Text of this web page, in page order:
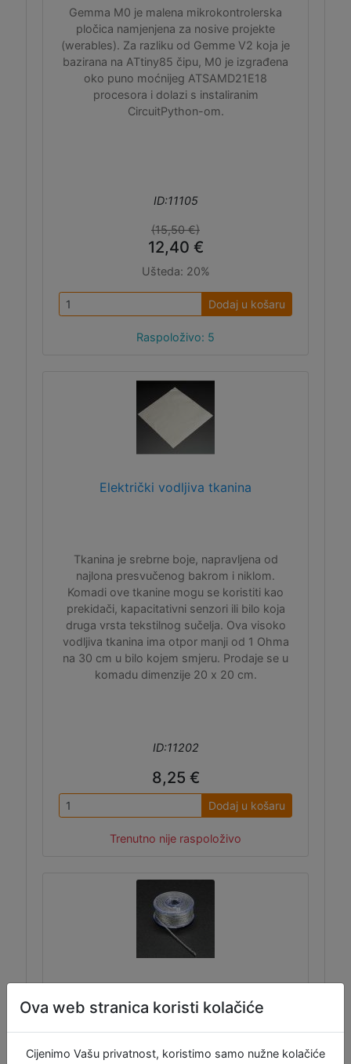
Gemma M0 je malena mikrokontrolerska
pločica namjenjena za nosive projekte
(werables). Za razliku od Gemme V2 koja je
bazirana na ATtiny85 čipu, M0 je izgrađena
oko puno moćnijeg ATSAMD21E18
procesora i dolazi s instaliranim
CircuitPython-om.
ID:11105
(15,50 €)
12,40 €
Ušteda: 20%
Dodaj u košaru
Raspoloživo: 5
Električki vodljiva tkanina
Tkanina je srebrne boje, napravljena od
najlona presvučenog bakrom i niklom.
Komadi ove tkanine mogu se koristiti kao
prekidači, kapacitativni senzori ili bilo koja
druga vrsta tekstilnog sučelja. Ova visoko
vodljiva tkanina ima otpor manji od 1 Ohma
na 30 cm u bilo kojem smjeru. Prodaje se u
komadu dimenzije 20 x 20 cm.
ID:11202
8,25 €
Dodaj u košaru
Trenutno nije raspoloživo
Ovaj debeli vodljivi konac od nehrđajućeg
Ova web stranica koristi kolačiće
Cijenimo Vašu privatnost, koristimo samo nužne kolačiće